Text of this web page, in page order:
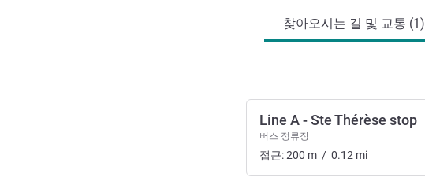
찾아오시는 길 및 교통 (1)
Line A - Ste Thérèse stop
버스 정류장
접근:200 m / 0.12 mi